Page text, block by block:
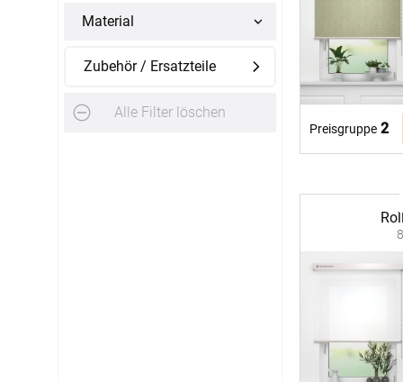
Material
Zubehör / Ersatzteile
Alle Filter löschen
Preisgruppe 2